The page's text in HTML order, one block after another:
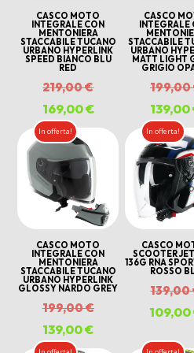
CASCO MOTO
INTEGRALE CON
MENTONIERA
STACCABILE TUCANO
URBANO HYPERLINK
SPEED BIANCO BLU
RED
219,00€Il
prezzo
originale
219,00 €.
169,00€Il
prezzo
è:
169,00 €.
CASCO
INTEGRALE
STACCABILE
URBANO
MATT LIGHT
GRIGIO
199,00
139,00
In offerta!
CASCO MOTO
INTEGRALE CON
MENTONIERA
STACCABILE TUCANO
URBANO HYPERLINK
GLOSSY NARDO GREY
199,00€Il
prezzo
originale
139,00€Il
In offerta!
CASCO
SCOOTER
136G RNA
ROSSO
139,00
109,00